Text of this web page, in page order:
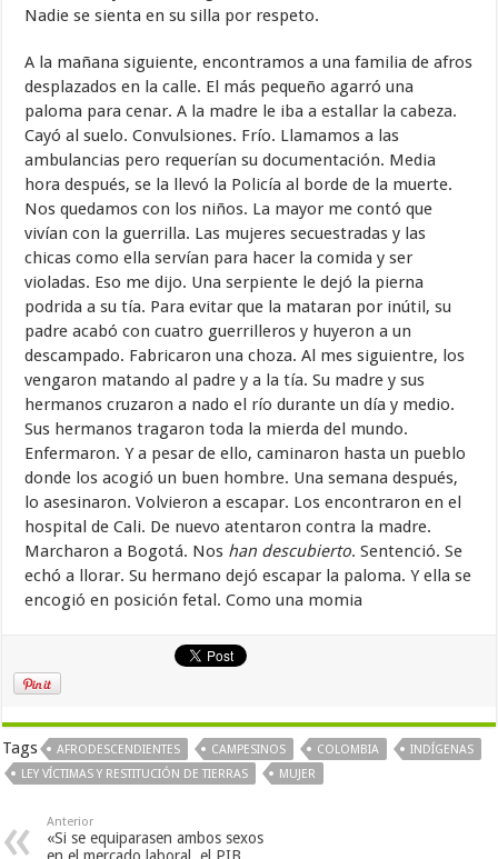
Nadie se sienta en su silla por respeto.
A la mañana siguiente, encontramos a una familia de afros
desplazados en la calle. El más pequeño agarró una
paloma para cenar. A la madre le iba a estallar la cabeza.
Cayó al suelo. Convulsiones. Frío. Llamamos a las
ambulancias pero requerían su documentación. Media
hora después, se la llevó la Policía al borde de la muerte.
Nos quedamos con los niños. La mayor me contó que
vivían con la guerrilla. Las mujeres secuestradas y las
chicas como ella servían para hacer la comida y ser
violadas. Eso me dijo. Una serpiente le dejó la pierna
podrida a su tía. Para evitar que la mataran por inútil, su
padre acabó con cuatro guerrilleros y huyeron a un
descampado. Fabricaron una choza. Al mes siguientre, los
vengaron matando al padre y a la tía. Su madre y sus
hermanos cruzaron a nado el río durante un día y medio.
Sus hermanos tragaron toda la mierda del mundo.
Enfermaron. Y a pesar de ello, caminaron hasta un pueblo
donde los acogió un buen hombre. Una semana después,
lo asesinaron. Volvieron a escapar. Los encontraron en el
hospital de Cali. De nuevo atentaron contra la madre.
Marcharon a Bogotá. Nos han descubierto. Sentenció. Se
echó a llorar. Su hermano dejó escapar la paloma. Y ella se
encogió en posición fetal. Como una momia
Tags AFRODESCENDIENTES CAMPESINOS COLOMBIA
INDÍGENAS
LEY VÍCTIMAS Y RESTITUCIÓN DE TIERRAS
MUJER
Anterior
«Si se equiparasen ambos sexos